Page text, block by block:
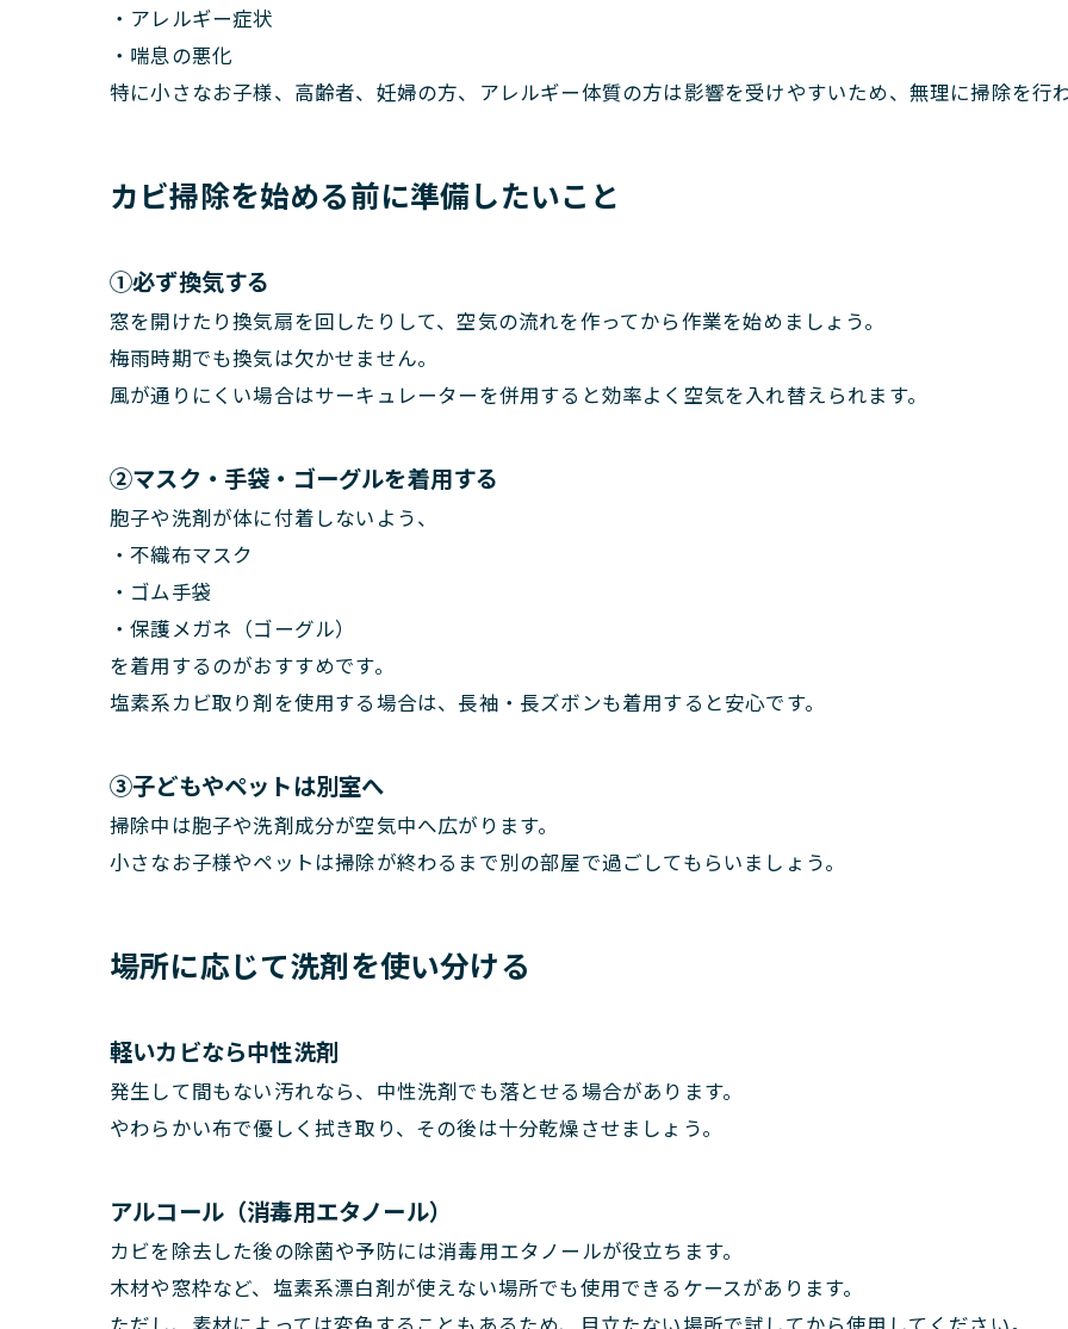
・アレルギー症状
・喘息の悪化
特に小さなお子様、高齢者、妊婦の方、アレルギー体質の方は影響を受けやすいため、無理に掃除を行
カビ掃除を始める前に準備したいこと
①必ず換気する
窓を開けたり換気扇を回したりして、空気の流れを作ってから作業を始めましょう。
梅雨時期でも換気は欠かせません。
風が通りにくい場合はサーキュレーターを併用すると効率よく空気を入れ替えられます。
②マスク・手袋・ゴーグルを着用する
胞子や洗剤が体に付着しないよう、
・不織布マスク
・ゴム手袋
・保護メガネ（ゴーグル）
を着用するのがおすすめです。
塩素系カビ取り剤を使用する場合は、長袖・長ズボンも着用すると安心です。
③子どもやペットは別室へ
掃除中は胞子や洗剤成分が空気中へ広がります。
小さなお子様やペットは掃除が終わるまで別の部屋で過ごしてもらいましょう。
場所に応じて洗剤を使い分ける
軽いカビなら中性洗剤
発生して間もない汚れなら、中性洗剤でも落とせる場合があります。
やわらかい布で優しく拭き取り、その後は十分乾燥させましょう。
アルコール（消毒用エタノール）
カビを除去した後の除菌や予防には消毒用エタノールが役立ちます。
木材や窓枠など、塩素系漂白剤が使えない場所でも使用できるケースがあります。